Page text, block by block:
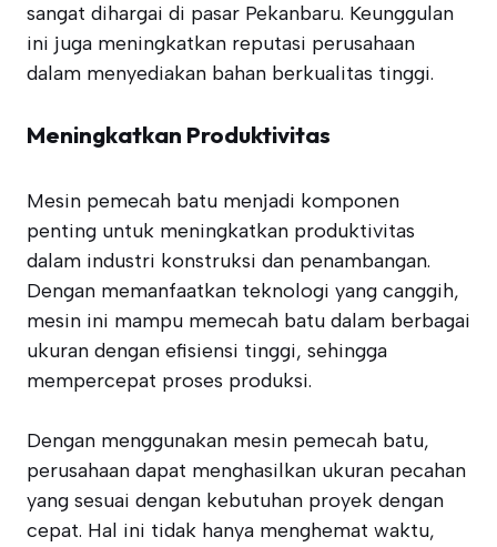
sangat dihargai di pasar Pekanbaru. Keunggulan
ini juga meningkatkan reputasi perusahaan
dalam menyediakan bahan berkualitas tinggi.
Meningkatkan Produktivitas
Mesin pemecah batu menjadi komponen
penting untuk meningkatkan produktivitas
dalam industri konstruksi dan penambangan.
Dengan memanfaatkan teknologi yang canggih,
mesin ini mampu memecah batu dalam berbagai
ukuran dengan efisiensi tinggi, sehingga
mempercepat proses produksi.
Dengan menggunakan mesin pemecah batu,
perusahaan dapat menghasilkan ukuran pecahan
yang sesuai dengan kebutuhan proyek dengan
cepat. Hal ini tidak hanya menghemat waktu,